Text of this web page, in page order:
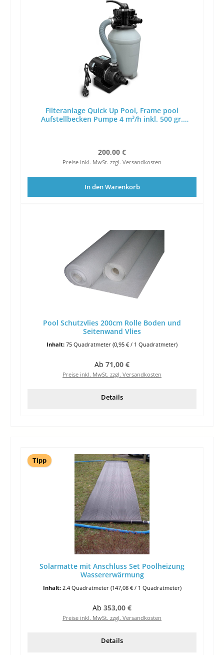
Filteranlage Quick Up Pool, Frame pool
Aufstellbecken Pumpe 4 m³/h inkl. 500 gr.
Regulärer Preis:
200,00 €
Preise inkl. MwSt. zzgl. Versandkosten
In den Warenkorb
Pool Schutzvlies 200cm Rolle Boden und
Seitenwand Vlies
Inhalt: 75 Quadratmeter (0,95 € / 1 Quadratmeter)
Regulärer Preis:
Ab 71,00 €
Preise inkl. MwSt. zzgl. Versandkosten
Details
Tipp
Solarmatte mit Anschluss Set Poolheizung
Wassererwärmung
Inhalt: 2.4 Quadratmeter (147,08 € / 1 Quadratmeter)
Regulärer Preis:
Ab 353,00 €
Preise inkl. MwSt. zzgl. Versandkosten
Details